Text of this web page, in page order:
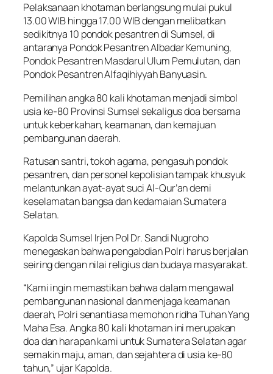
Pelaksanaan khotaman berlangsung mulai pukul
13.00 WIB hingga 17.00 WIB dengan melibatkan
sedikitnya 10 pondok pesantren di Sumsel, di
antaranya Pondok Pesantren Albadar Kemuning,
Pondok Pesantren Masdarul Ulum Pemulutan, dan
Pondok Pesantren Alfaqihiyyah Banyuasin.
Pemilihan angka 80 kali khotaman menjadi simbol
usia ke-80 Provinsi Sumsel sekaligus doa bersama
untuk keberkahan, keamanan, dan kemajuan
pembangunan daerah.
Ratusan santri, tokoh agama, pengasuh pondok
pesantren, dan personel kepolisian tampak khusyuk
melantunkan ayat-ayat suci Al-Qur’an demi
keselamatan bangsa dan kedamaian Sumatera
Selatan.
Kapolda Sumsel Irjen Pol Dr. Sandi Nugroho
menegaskan bahwa pengabdian Polri harus berjalan
seiring dengan nilai religius dan budaya masyarakat.
“Kami ingin memastikan bahwa dalam mengawal
pembangunan nasional dan menjaga keamanan
daerah, Polri senantiasa memohon ridha Tuhan Yang
Maha Esa. Angka 80 kali khotaman ini merupakan
doa dan harapan kami untuk Sumatera Selatan agar
semakin maju, aman, dan sejahtera di usia ke-80
tahun,” ujar Kapolda.